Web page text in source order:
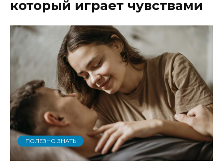
который играет чувствами
ПОЛЕЗНО ЗНАТЬ